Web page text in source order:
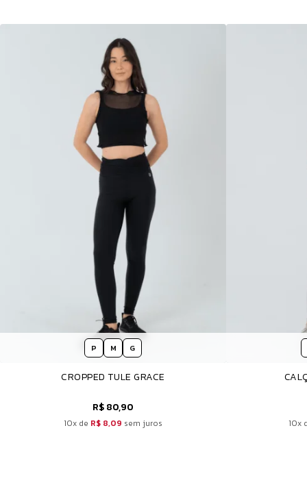
P M G
CROPPED TULE GRACE
R$ 80,90
10x de R$ 8,09 sem juros 10x